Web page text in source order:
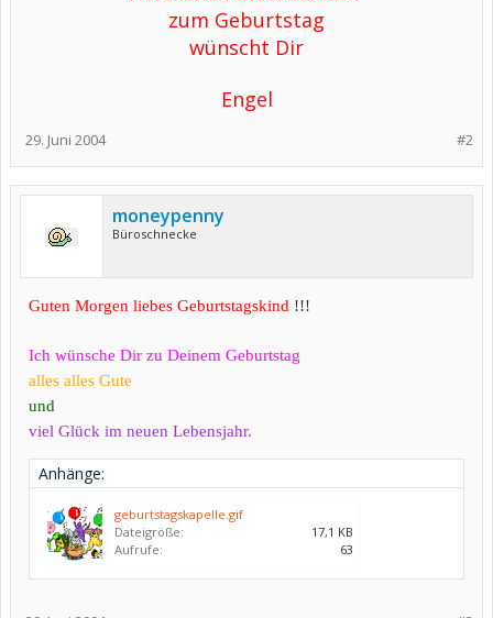
zum Geburtstag
wünscht Dir
Engel
#2
29. Juni 2004
moneypenny
Büroschnecke
Guten Morgen liebes Geburtstagskind !!!
Ich wünsche Dir zu Deinem Geburtstag
alles alles Gute
und
viel Glück im neuen Lebensjahr.
Anhänge:
geburtstagskapelle.gif
Dateigröße:
17,1 KB
Aufrufe:
63